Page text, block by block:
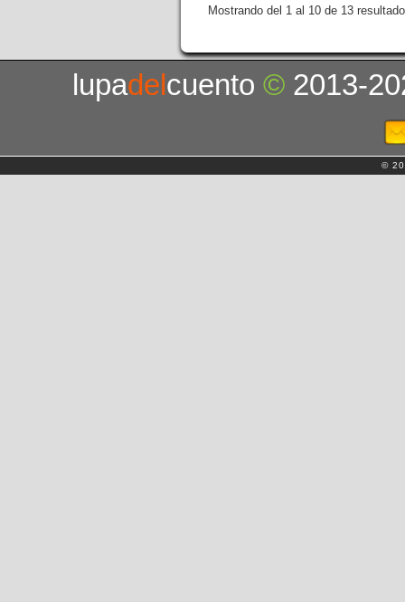
Mostrando del 1 al 10 de 13
lupadelcuento© 2013-
©